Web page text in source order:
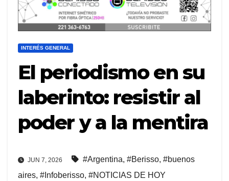
INTERÉS GENERAL
El periodismo en su
laberinto: resistir al
poder y a la mentira
JUN 7, 2026 #Argentina, #Berisso, #buenos
aires, #Infoberisso, #NOTICIAS DE HOY